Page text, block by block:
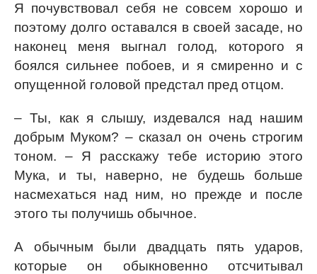
Я почувствовал себя не совсем хорошо и
поэтому долго оставался в своей засаде, но
наконец меня выгнал голод, которого я
боялся сильнее побоев, и я смиренно и с
опущенной головой предстал пред отцом.
– Ты, как я слышу, издевался над нашим
добрым Муком? – сказал он очень строгим
тоном. – Я расскажу тебе историю этого
Мука, и ты, наверно, не будешь больше
насмехаться над ним, но прежде и после
этого ты получишь обычное.
А обычным были двадцать пять ударов,
которые он обыкновенно отсчитывал